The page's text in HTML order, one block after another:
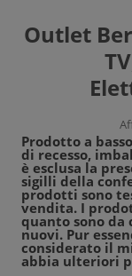
Outlet
Prodotto a
di recesso,
è esclusa la
sigilli della
prodotti sono
vendita. I
quanto sono da
nuovi. Pur
considerato il
abbia ulteriori